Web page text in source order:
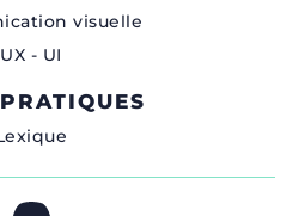
visuelle
UX - UI